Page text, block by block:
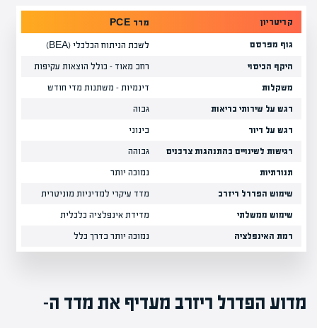
קריטריון מדד PCE
גוף מפרסם לשכת הניתוח הכלכלי (BEA)
היקף הכיסוי רחב מאוד – כולל הוצאות עקיפות
משקלות דינמיות – משתנות מדי חודש
דגש על שירותי בריאות גבוה
דגש על דיור בינוני
רגישות לשינויים בהתנהגות צרכנים גבוהה
תנודתיות נמוכה יותר
שימוש הפדרל ריזרב מדד עיקרי למדיניות מוניטרית
שימוש ממשלתי מדידת אינפלציה כלכלית
רמת האינפלציה נמוכה יותר בדרך כלל
מדוע הפדרל ריזרב מעדיף את מדד ה-